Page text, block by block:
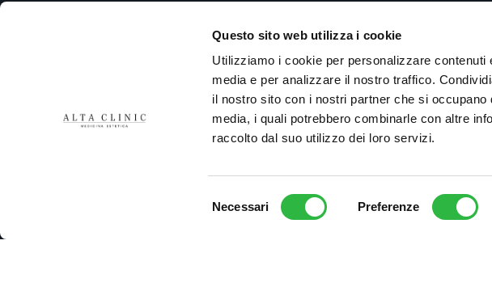
Questo sito web utilizza i cookie
Utilizziamo i cookie per personalizzare
media e per analizzare il nostro traffico.
il nostro sito con i nostri partner che si
media, i quali potrebbero combinarle con altre
raccolto dal suo utilizzo dei loro servizi.
Necessari Preferenze
Largo Nicolò Rezzara 3
24122 Bergamo
Tel. +39 035 5295470
P.Iva 04285290161
Urgenze Cliniche
Amministrazione Trasparente
Rimodellamento
Rimodellamento
marionetta, rughe
Botulino –
e degli occhi
zona temporale